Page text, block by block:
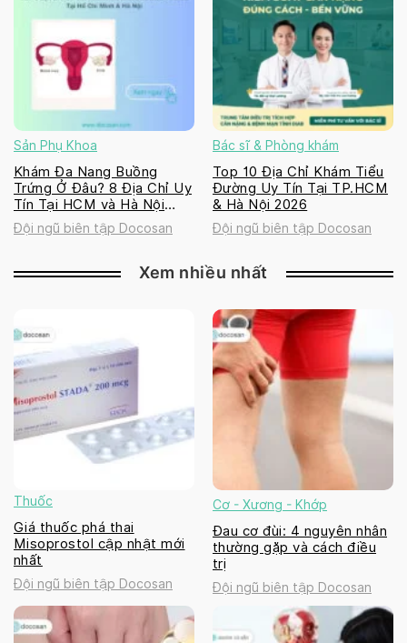
Sản Phụ Khoa
Khám Đa Nang Buồng
Trứng Ở Đâu? 8 Địa Chỉ Uy
Tín Tại HCM và Hà Nội
2026
Đội ngũ biên tập Docosan
Bác sĩ & Phòng khám
Top 10 Địa Chỉ Khám Tiểu
Đường Uy Tín Tại TP.HCM
& Hà Nội 2026
Đội ngũ biên tập Docosan
Xem nhiều nhất
Thuốc
Giá thuốc phá thai
Misoprostol cập nhật mới
nhất
Đội ngũ biên tập Docosan
Cơ - Xương - Khớp
Đau cơ đùi: 4 nguyên nhân
thường gặp và cách điều
trị
Đội ngũ biên tập Docosan